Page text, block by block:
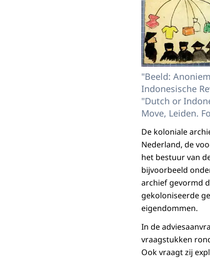
"Beeld:
Indonesische
"Dutch or
Move, Leiden.
De koloniale
Nederland, de
het bestuur van
bijvoorbeeld
archief gevormd
gekoloniseerde
eigendommen.
In de
vraagstukken
Ook vraagt zij